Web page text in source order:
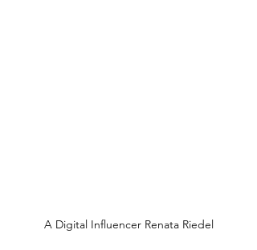
A Digital Influencer Renata Riedel